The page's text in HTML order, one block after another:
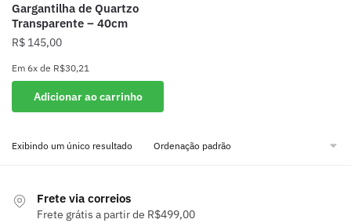
Gargantilha de Quartzo
Transparente – 40cm
R$ 145,00
Em 6x de R$30,21
Adicionar ao carrinho
Exibindo um único resultado
Frete via correios
Frete grátis a partir de R$499,00